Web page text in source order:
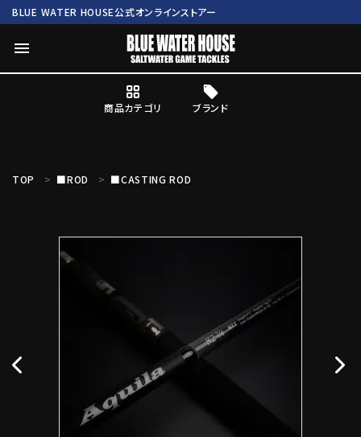
BLUE WATER HOUSE公式オンラインストアー
menu
商品カテゴリ ブランド
TOP ■ROD ■CASTING ROD